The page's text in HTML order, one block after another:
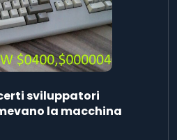
sviluppatori
la macchina